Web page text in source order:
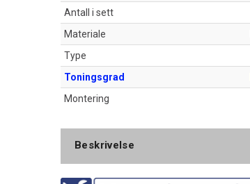
Antall i sett
Materiale
Type
Toningsgrad
Montering
Beskrivelse